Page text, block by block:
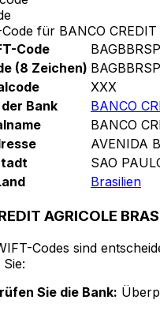
für BANCO CREDIT
Code
(8 Zeichen) BAGBBRSP
XXX
Bank
BANCO
BANCO
AVENIDA
SAO
Brasilien
AGRICOLE
Codes sind
Sie die Bank: